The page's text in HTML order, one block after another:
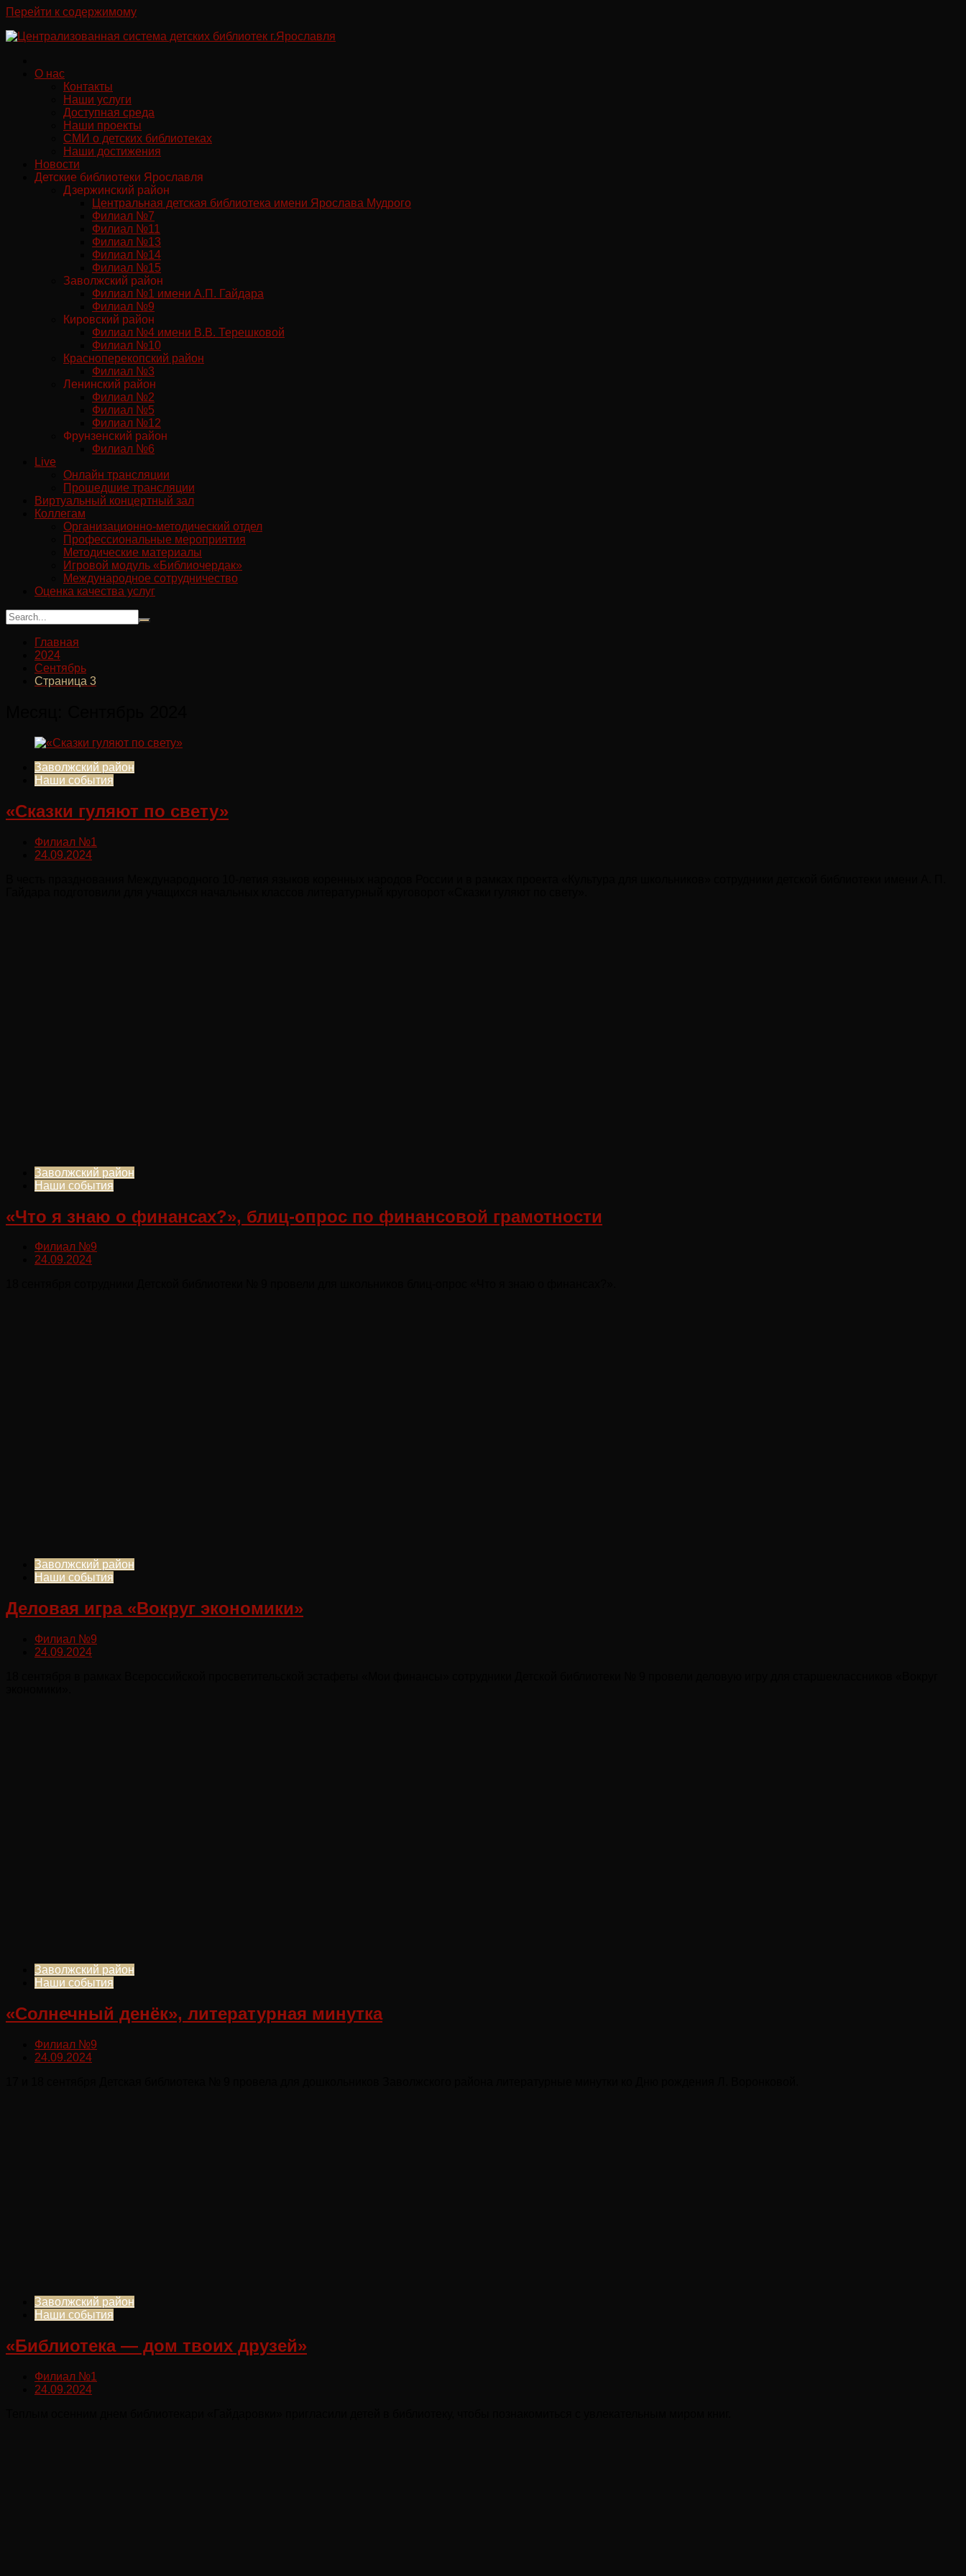
Перейти к содержимому
О нас
Контакты
Наши услуги
Доступная среда
Наши проекты
СМИ о детских библиотеках
Наши достижения
Новости
Детские библиотеки Ярославля
Дзержинский район
Центральная детская библиотека имени Ярослава Мудрого
Филиал №7
Филиал №11
Филиал №13
Филиал №14
Филиал №15
Заволжский район
Филиал №1 имени А.П. Гайдара
Филиал №9
Кировский район
Филиал №4 имени В.В. Терешковой
Филиал №10
Красноперекопский район
Филиал №3
Ленинский район
Филиал №2
Филиал №5
Филиал №12
Фрунзенский район
Филиал №6
Live
Онлайн трансляции
Прошедшие трансляции
Виртуальный концертный зал
Коллегам
Организационно-методический отдел
Профессиональные мероприятия
Методические материалы
Игровой модуль «Библиочердак»
Международное сотрудничество
Оценка качества услуг
Главная
2024
Сентябрь
Страница 3
Заволжский район
Наши события
«Сказки гуляют по свету»
Филиал №1
24.09.2024
Заволжский район
Наши события
«Что я знаю о финансах?», блиц-опрос по финансовой грамотности
Филиал №9
24.09.2024
Заволжский район
Наши события
Деловая игра «Вокруг экономики»
Филиал №9
24.09.2024
Заволжский район
Наши события
«Солнечный денёк», литературная минутка
Филиал №9
24.09.2024
Заволжский район
Наши события
«Библиотека — дом твоих друзей»
Филиал №1
24.09.2024